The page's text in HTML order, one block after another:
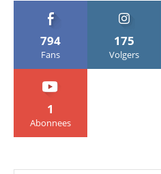
794
Fans
175
Volgers
1
Abonnees